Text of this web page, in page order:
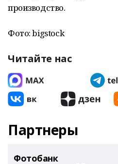
производство.
Фото: bigstock
Читайте нас
Партнеры
Фотобанк